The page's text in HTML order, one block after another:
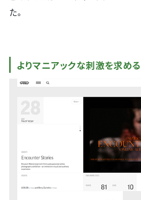
た。
よりマニアックな刺激を求め